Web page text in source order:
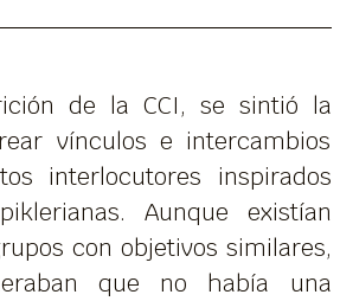
de la CCI, se sintió la
vínculos e intercambios
interlocutores inspirados
Aunque existían
con objetivos similares,
que no había una